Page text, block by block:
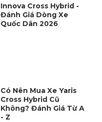
Innova Cross Hybrid -
Đánh Giá Dòng Xe
Quốc Dân 2026
Có Nên Mua Xe Yaris
Cross Hybrid Cũ
Không? Đánh Giá Từ A
- Z